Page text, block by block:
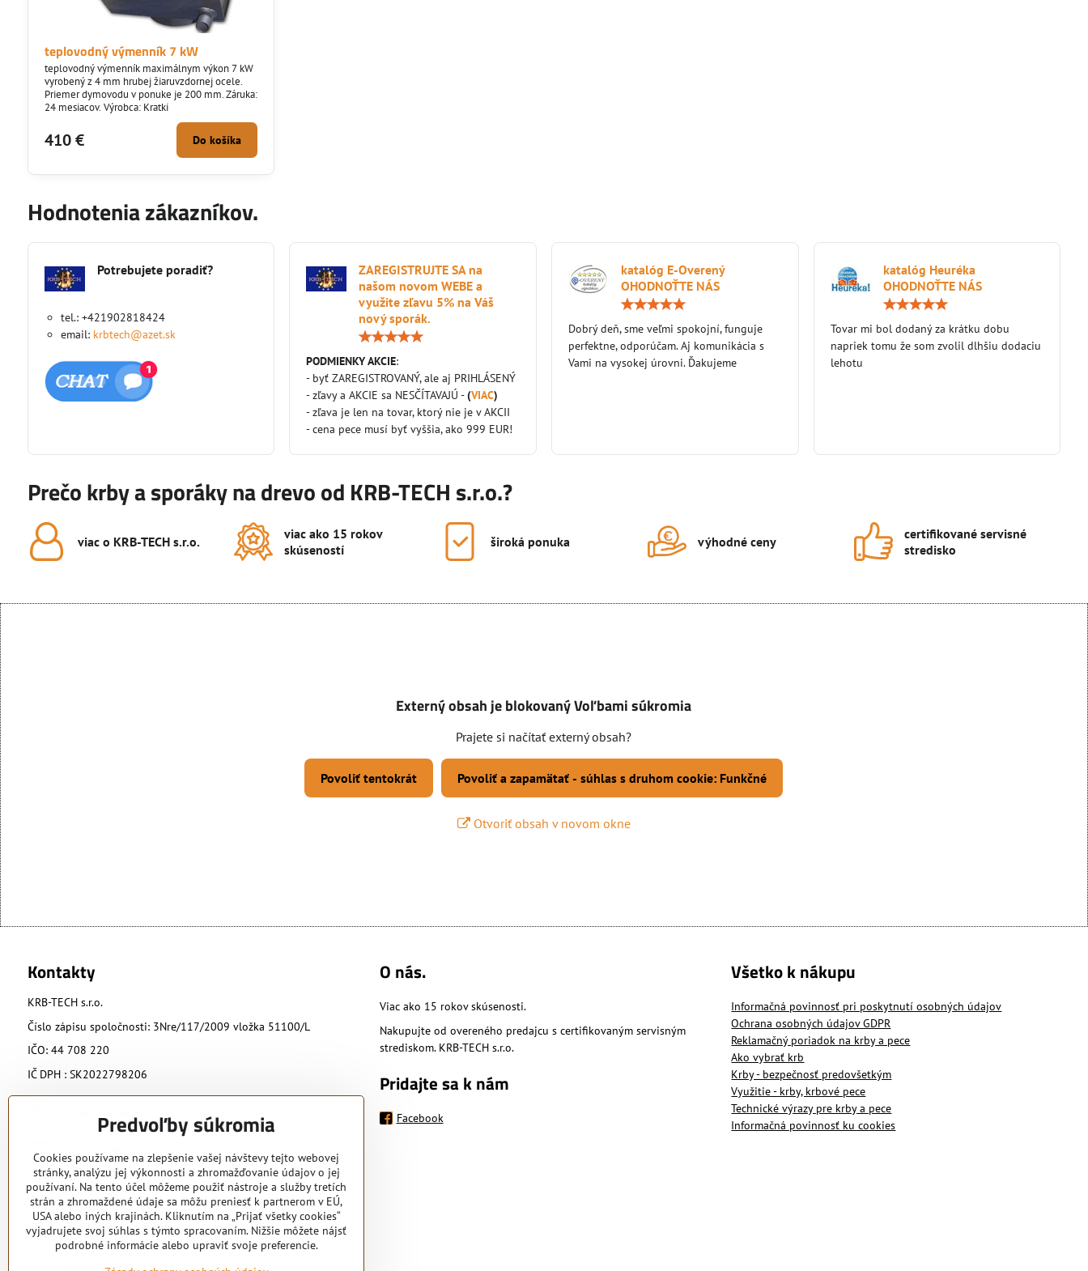
teplovodný výmenník 7 kW
teplovodný výmenník maximálnym výkon 7 kW
vyrobený z 4 mm hrubej žiaruvzdornej ocele.
Priemer dymovodu v ponuke je 200 mm. Záruka:
24 mesiacov. Výrobca: Kratki
410 € Do košíka
Hodnotenia zákazníkov.
Potrebujete poradiť?
tel.: +421902818424
email: krbtech@azet.sk
ZAREGISTRUJTE SA na
našom novom WEBE a
využite zľavu 5% na Váš
nový sporák.
5
PODMIENKY AKCIE:
- byť ZAREGISTROVANÝ, ale aj PRIHLÁSENÝ
- zľavy a AKCIE sa NESČÍTAVAJÚ -(VIAC)
- zľava je len na tovar, ktorý nie je v AKCII
- cena pece musí byť vyššia, ako 999 EUR!
katalóg E-Overený
OHODNOŤTE NÁS
/
5
Dobrý deň, sme veľmi spokojní, funguje
perfektne, odporúčam. Aj komunikácia s
Vami na vysokej úrovni. Ďakujeme
katalóg Heuréka
OHODNOŤTE NÁS
/
5
Tovar mi bol dodaný za krátku dobu
napriek tomu že som zvolil dlhšiu dodaciu
lehotu
Prečo krby a sporáky na drevo od KRB-TECH s.r.o.?
viac o KRB-TECH s​.r​.o​.
viac ako 15 rokov
skúseností
široká ponuka výhodné ceny
certifikované servisné
stredisko
Externý obsah je blokovaný Voľbami súkromia
Prajete si načítať externý obsah?
Povoliť tentokrát Povoliť a zapamätať - súhlas s druhom cookie: Funkčné
Otvoriť obsah v novom okne
Kontakty
KRB-TECH s.r.o.
Číslo zápisu spoločnosti: 3Nre/117/2009 vložka 51100/L
IČO: 44 708 220
IČ DPH : SK2022798206
Hviezdoslavova 197, Nižná 02743
krbtech​@azet​.sk
0902 818 424
Otváracie hodiny
PO - PIA
O nás.
Viac ako 15 rokov skúsenosti.
Nakupujte od overeného predajcu s certifikovaným servisným
strediskom. KRB-TECH s.r.o.
Pridajte sa k nám
Facebook
Všetko k nákupu
Informačná povinnosť pri poskytnutí osobných údajov
Ochrana osobných údajov GDPR
Reklamačný poriadok na krby a pece
Ako vybrať krb
Krby - bezpečnosť predovšetkým
Využitie - krby, krbové pece
Technické výrazy pre krby a pece
Informačná povinnosť ku cookies
Predvoľby súkromia
Cookies používame na zlepšenie vašej návštevy tejto webovej
stránky, analýzu jej výkonnosti a zhromažďovanie údajov o jej
používaní. Na tento účel môžeme použiť nástroje a služby tretích
strán a zhromaždené údaje sa môžu preniesť k partnerom v EÚ,
USA alebo iných krajinách. Kliknutím na „Prijať všetky cookies“
vyjadrujete svoj súhlas s týmto spracovaním. Nižšie môžete nájsť
podrobné informácie alebo upraviť svoje preferencie.